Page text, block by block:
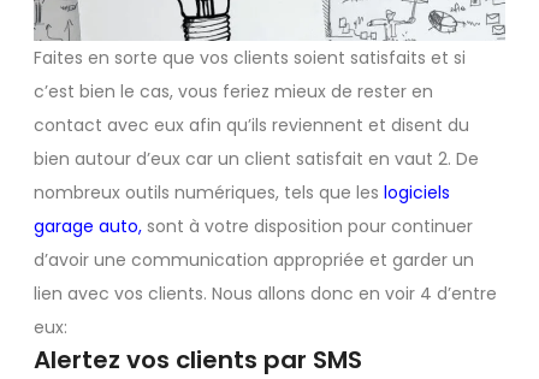
Faites en sorte que vos clients soient satisfaits et si
c’est bien le cas, vous feriez mieux de rester en
contact avec eux afin qu’ils reviennent et disent du
bien autour d’eux car un client satisfait en vaut 2. De
nombreux outils numériques, tels que les logiciels
garage auto,sont à votre disposition pour continuer
d’avoir une communication appropriée et garder un
lien avec vos clients. Nous allons donc en voir 4 d’entre
eux:
Alertez vos clients par SMS